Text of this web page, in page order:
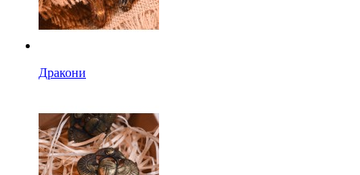
Дракони